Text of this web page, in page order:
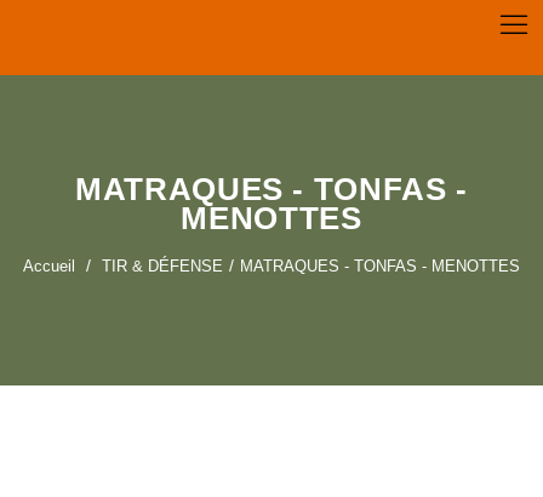
MATRAQUES - TONFAS -
MENOTTES
Accueil TIR & DÉFENSE MATRAQUES - TONFAS - MENOTTES